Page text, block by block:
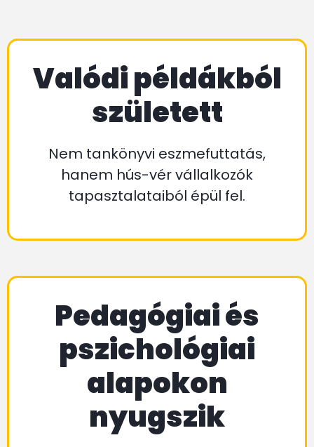
Valódi példákból
született
Nem tankönyvi eszmefuttatás,
hanem hús-vér vállalkozók
tapasztalataiból épül fel.
Pedagógiai és
pszichológiai
alapokon
nyugszik